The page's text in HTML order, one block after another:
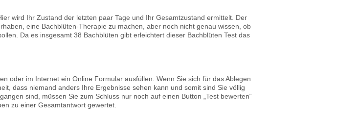
wird Ihr Zustand der letzten paar Tage und Ihr Gesamtzustand ermittelt. Der
eine Bachblüten-Therapie zu machen, aber noch nicht genau wissen, ob
Da es insgesamt 38 Bachblüten gibt erleichtert dieser Bachblüten Test das
oder im Internet ein Online Formular ausfüllen. Wenn Sie sich für das Ablegen
dass niemand anders Ihre Ergebnisse sehen kann und somit sind Sie völlig
sind, müssen Sie zum Schluss nur noch auf einen Button „Test bewerten“
zu einer Gesamtantwort gewertet.